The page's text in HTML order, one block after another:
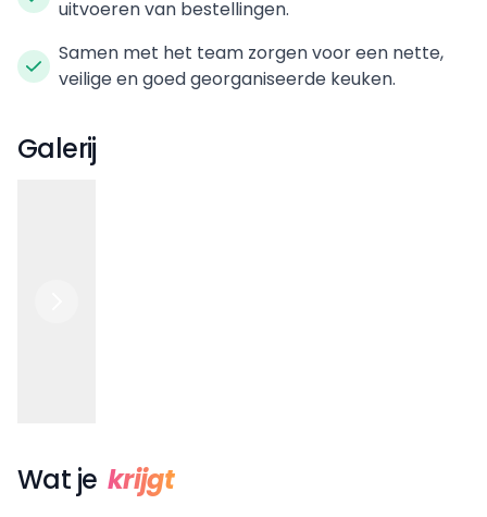
uitvoeren van bestellingen.
Samen met het team zorgen voor een nette,
veilige en goed georganiseerde keuken.
Galerij
Wat je krijgt